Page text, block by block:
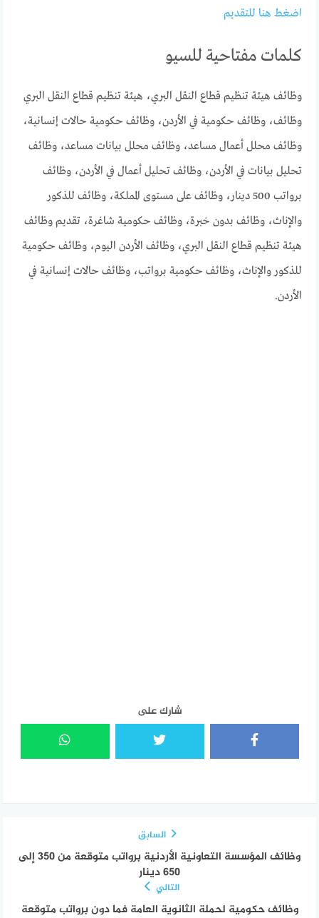
اضغط هنا للتقديم
كلمات مفتاحية للسيو
وظائف هيئة تنظيم قطاع النقل البري، هيئة تنظيم قطاع النقل البري
وظائف، وظائف حكومية في الأردن، وظائف حكومية حالات إنسانية،
وظائف محلل أعمال مساعد، وظائف محلل بيانات مساعد، وظائف
تحليل بيانات في الأردن، وظائف تحليل أعمال في الأردن، وظائف
برواتب 500 دينار، وظائف على مستوى المملكة، وظائف للذكور
والإناث، وظائف بدون خبرة، وظائف حكومية شاغرة، تقديم وظائف
هيئة تنظيم قطاع النقل البري، وظائف الأردن اليوم، وظائف حكومية
للذكور والإناث، وظائف حكومية برواتب، وظائف حالات إنسانية في
الأردن.
شارك على
السابق
وظائف المؤسسة التعاونية الأردنية برواتب متوقعة من 350 إلى
650 دينار
التالي
وظائف حكومية لحملة الثانوية العامة فما دون برواتب متوقعة